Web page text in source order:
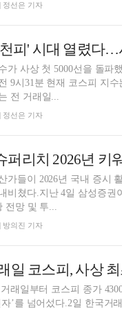
정선은 기자
피' 시대 열렸다…
가 사상 첫 5000선을 돌파
9시31분 현재 코스피 지
전 거래일...
정선은 기자
가들이 2026년 국내 증시
비쳤다.지난 4일 삼성증권
전망 및 투...
방의진 기자
래일부터 코스피 종가
자’를 넘어섰다.2일 한국거